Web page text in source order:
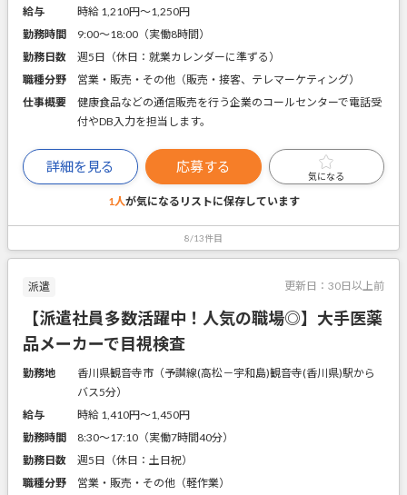
給与
時給 1,210円〜1,250円
勤務時間
9:00～18:00（実働8時間）
勤務日数
週5日（休日：就業カレンダーに準ずる）
職種分野
営業・販売・その他（販売・接客、テレマーケティング）
仕事概要
健康食品などの通信販売を行う企業のコールセンターで電話受
付やDB入力を担当します。
詳細を見る 応募する
気になる
1人が気になるリストに保存しています
8/13件目
派遣 更新日： 30日以上前
【派遣社員多数活躍中！人気の職場◎】大手医薬
品メーカーで目視検査
勤務地
香川県観音寺市（予讃線(高松－宇和島)観音寺(香川県)駅から
バス5分）
給与
時給 1,410円〜1,450円
勤務時間
8:30～17:10（実働7時間40分）
勤務日数
週5日（休日：土日祝）
職種分野
営業・販売・その他（軽作業）